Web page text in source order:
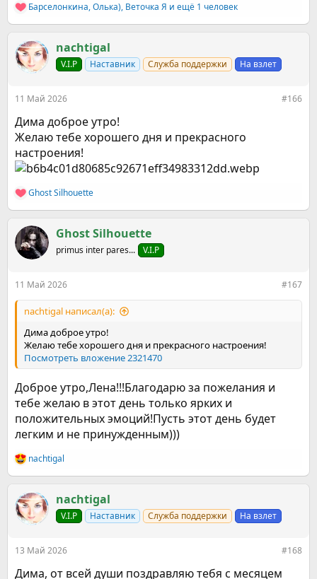
Р
е
к
ц
и
Барселонкина,Олька), Веточка Я и ещё 1 человек
nachtigal
V.I.P Наставник Служба поддержки На взлет
11 Май 2026 #166
Дима доброе утро!
Желаю тебе хорошего дня и прекрасного
настроения!
Р
е
к
ц
и
Ghost Silhouette
Ghost Silhouette
primus inter pares... V.I.P
11 Май 2026 #167
nachtigal написал(а):
Дима доброе утро!
Желаю тебе хорошего дня и прекрасного настроения!
Посмотреть вложение 2321470
Доброе утро,Лена!!!Благодарю за пожелания и
тебе желаю в этот день только ярких и
положительных эмоций!Пусть этот день будет
легким и не принужденным)))
Р
е
к
ц
и
nachtigal
nachtigal
V.I.P Наставник Служба поддержки На взлет
13 Май 2026 #168
Дима, от всей души поздравляю тебя с месяцем